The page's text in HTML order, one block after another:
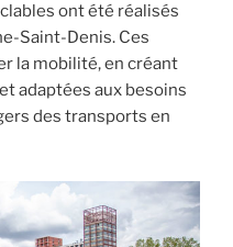
ont été réalisés
Saint-Denis. Ces
la mobilité, en créant
adaptées aux besoins
des transports en